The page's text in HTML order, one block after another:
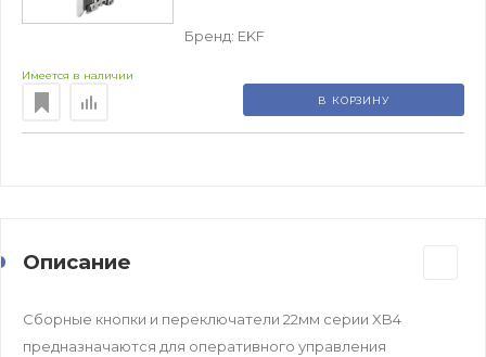
Бренд: EKF
Имеется в наличии
В КОРЗИНУ
Описание
Сборные кнопки и переключатели 22мм серии XB4
предназначаются для оперативного управления